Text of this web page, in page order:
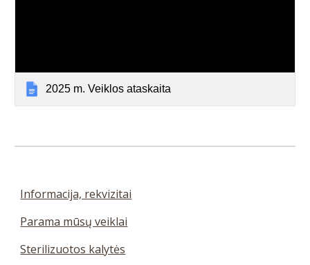
2025 m. Veiklos ataskaita
Informacija, rekvizitai
Parama mūsų veiklai
Sterilizuotos kalytės